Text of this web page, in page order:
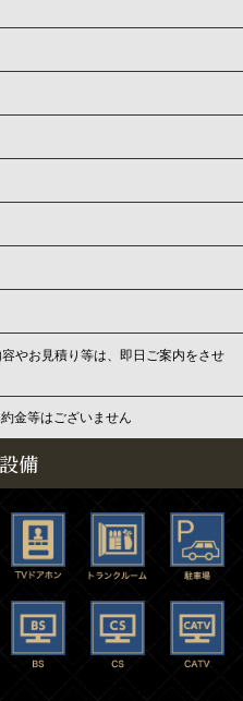
やお見積り等は、即日ご案内をさせ
金等はございません
備